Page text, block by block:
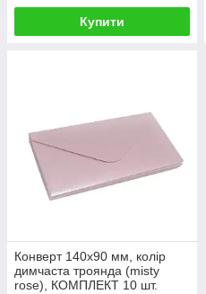
Купити
Конверт 140x90 мм, колір
димчаста троянда (misty
rose), КОМПЛЕКТ 10 шт.